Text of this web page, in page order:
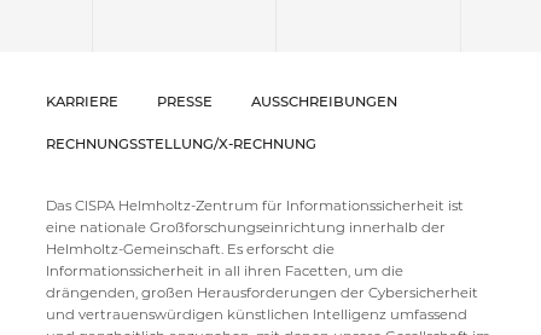
KARRIERE PRESSE AUSSCHREIBUNGEN
RECHNUNGSSTELLUNG/X-RECHNUNG
Das CISPA Helmholtz-Zentrum für Informationssicherheit ist
eine nationale Großforschungseinrichtung innerhalb der
Helmholtz-Gemeinschaft. Es erforscht die
Informationssicherheit in all ihren Facetten, um die
drängenden, großen Herausforderungen der Cybersicherheit
und vertrauenswürdigen künstlichen Intelligenz umfassend